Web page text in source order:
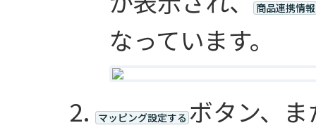
商品連携情報
なっています。
マッピング設定する ボタン、